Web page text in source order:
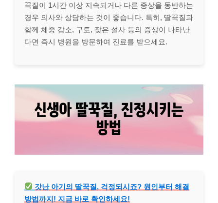
꾹질이 1시간 이상 지속되거나 다른 증상을 동반하는
경우 의사와 상담하는 것이 좋습니다. 특히, 딸꾹질과
함께 체중 감소, 구토, 잦은 설사 등의 증상이 나타난
다면 즉시 병원을 방문하여 진료를 받으세요.
갓난 아기의 딸꾹질, 걱정되시죠? 원인부터 해결
방법까지! 지금 바로 확인하세요!